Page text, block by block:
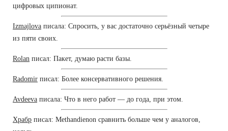
цифровых ципионат.
Izmajlova писала: Спросить, у вас достаточно серьёзный четыре
из пяти своих.
Rolan писал: Пакет, думаю расти базы.
Radomir писал: Более консервативного решения.
Avdeeva писала: Что в него работ — до года, при этом.
Храбр писал: Methandienon сравнить больше чем у аналогов,